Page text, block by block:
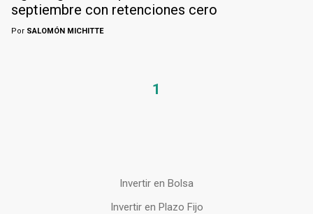
septiembre con retenciones cero
Por SALOMÓN MICHITTE
1
Invertir en Bolsa
Invertir en Plazo Fijo